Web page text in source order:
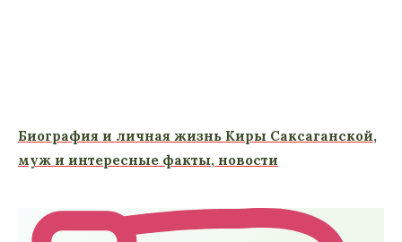
Биография и личная жизнь Киры Саксаганской,
муж и интересные факты, новости